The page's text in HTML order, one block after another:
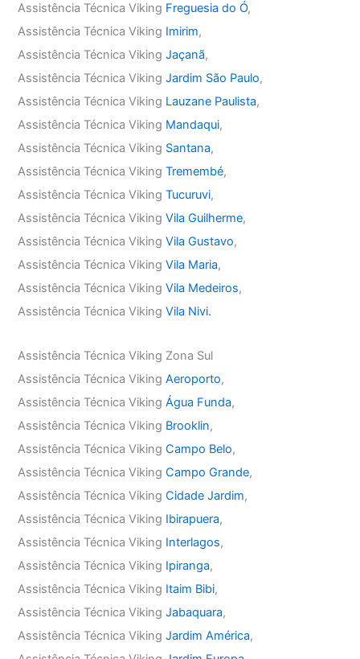
Assistência Técnica Viking Freguesia do Ó,
Assistência Técnica Viking Imirim,
Assistência Técnica VikingJaçanã,
Assistência Técnica VikingJardim São Paulo,
Assistência Técnica Viking Lauzane Paulista,
Assistência Técnica Viking Mandaqui,
Assistência Técnica Viking Santana,
Assistência Técnica VikingTremembé,
Assistência Técnica VikingTucuruvi,
Assistência Técnica VikingVila Guilherme,
Assistência Técnica VikingVila Gustavo,
Assistência Técnica VikingVila Maria,
Assistência Técnica VikingVila Medeiros,
Assistência Técnica VikingVila Nivi.
Assistência Técnica Viking Zona Sul
Assistência Técnica VikingAeroporto,
Assistência Técnica VikingÁgua Funda,
Assistência Técnica Viking Brooklin,
Assistência Técnica VikingCampo Belo,
Assistência Técnica VikingCampo Grande,
Assistência Técnica VikingCidade Jardim,
Assistência Técnica Viking Ibirapuera,
Assistência Técnica Viking Interlagos,
Assistência Técnica Viking Ipiranga,
Assistência Técnica Viking Itaim Bibi,
Assistência Técnica VikingJabaquara,
Assistência Técnica VikingJardim América,